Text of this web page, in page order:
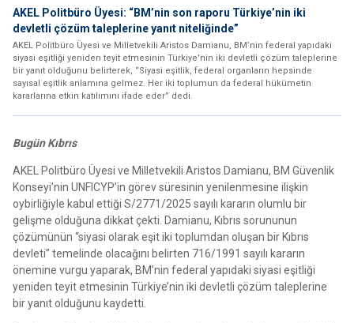
AKEL Politbüro Üyesi: “BM’nin son raporu Türkiye’nin iki
devletli çözüm taleplerine yanıt niteliğinde”
AKEL Politbüro Üyesi ve Milletvekili Aristos Damianu, BM’nin federal yapıdaki
siyasi eşitliği yeniden teyit etmesinin Türkiye'nin iki devletli çözüm taleplerine
bir yanıt olduğunu belirterek, “Siyasi eşitlik, federal organların hepsinde
sayısal eşitlik anlamına gelmez. Her iki toplumun da federal hükümetin
kararlarına etkin katılımını ifade eder” dedi.
Bugün Kıbrıs
AKEL Politbüro Üyesi ve Milletvekili Aristos Damianu, BM Güvenlik
Konseyi’nin UNFICYP’in görev süresinin yenilenmesine ilişkin
oybirliğiyle kabul ettiği S/2771/2025 sayılı kararın olumlu bir
gelişme olduğuna dikkat çekti. Damianu, Kıbrıs sorununun
çözümünün “siyasi olarak eşit iki toplumdan oluşan bir Kıbrıs
devleti” temelinde olacağını belirten 716/1991 sayılı kararın
önemine vurgu yaparak, BM’nin federal yapıdaki siyasi eşitliği
yeniden teyit etmesinin Türkiye’nin iki devletli çözüm taleplerine
bir yanıt olduğunu kaydetti.